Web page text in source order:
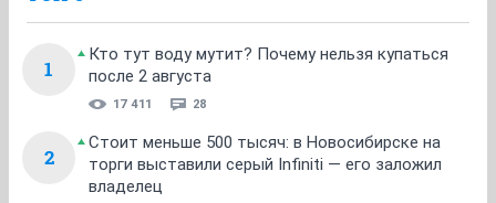
1
Кто тут воду мутит? Почему нельзя купаться
после 2 августа
17 411 28
2
Стоит меньше 500 тысяч: в Новосибирске на
торги выставили серый Infiniti — его заложил
владелец